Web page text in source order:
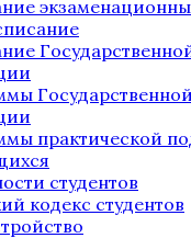
практической
студентов
кодекс студентов